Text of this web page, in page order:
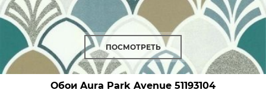
ПОСМОТРЕТЬ
Обои Aura Park Avenue 51193104